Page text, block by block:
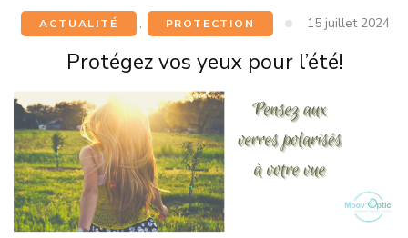
ACTUALITÉ , PROTECTION 15 juillet 2024
Protégez vos yeux pour l’été!